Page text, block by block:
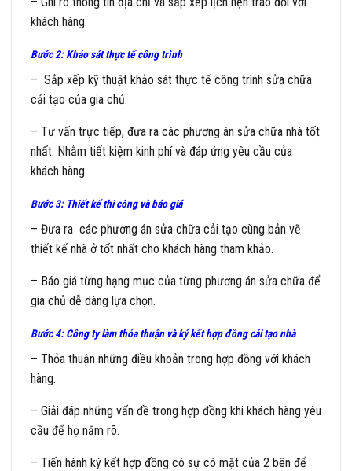
khách hàng.
Bước 2: Khảo sát thực tế công trình
– Sắp xếp kỹ thuật khảo sát thực tế công trình sửa chữa
cải tạo của gia chủ.
– Tư vấn trực tiếp, đưa ra các phương án sửa chữa nhà tốt
nhất. Nhằm tiết kiệm kinh phí và đáp ứng yêu cầu của
khách hàng.
Bước 3: Thiết kế thi công và báo giá
– Đưa ra các phương án sửa chữa cải tạo cùng bản vẽ
thiết kế nhà ở tốt nhất cho khách hàng tham khảo.
– Báo giá từng hạng mục của từng phương án sửa chữa để
gia chủ dễ dàng lựa chọn.
Bước 4: Công ty làm thỏa thuận và ký kết hợp đồng cải tạo nhà
– Thỏa thuận những điều khoản trong hợp đồng với khách
hàng.
– Giải đáp những vấn đề trong hợp đồng khi khách hàng yêu
cầu để họ nắm rõ.
– Tiến hành ký kết hợp đồng có sự có mặt của 2 bên để